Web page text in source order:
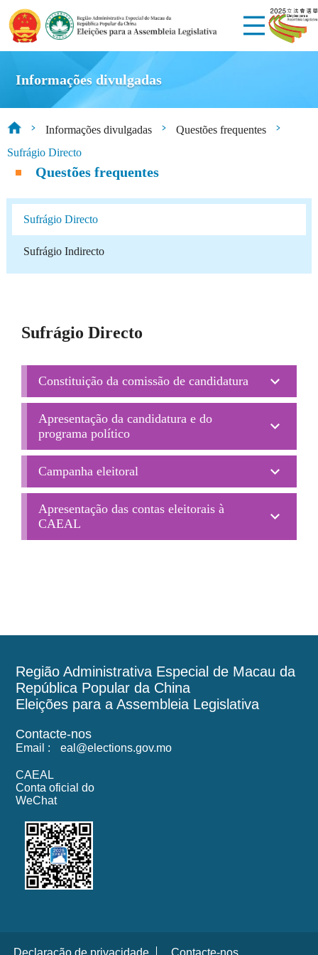
Informações divulgadas
Informações divulgadas
Questões frequentes
Sufrágio Directo
Questões frequentes
Sufrágio Directo
Sufrágio Indirecto
Sufrágio Directo
Constituição da comissão de candidatura
Apresentação da candidatura e do
programa político
Campanha eleitoral
Apresentação das contas eleitorais à
CAEAL
Região Administrativa Especial de Macau da
República Popular da China
Eleições para a Assembleia Legislativa
Contacte-nos
Email : eal@elections.gov.mo
CAEAL
Conta oficial do
WeChat